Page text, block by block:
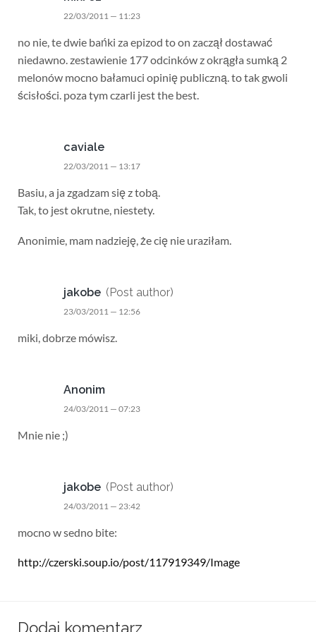
22/03/2011 — 11:23
no nie, te dwie bańki za epizod to on zaczął dostawać
niedawno. zestawienie 177 odcinków z okrągła sumką 2
melonów mocno bałamuci opinię publiczną. to tak gwoli
ścisłości. poza tym czarli jest the best.
caviale
22/03/2011 — 13:17
Basiu, a ja zgadzam się z tobą.
Tak, to jest okrutne, niestety.
Anonimie, mam nadzieję, że cię nie uraziłam.
jakobe (Post author)
23/03/2011 — 12:56
miki, dobrze mówisz.
Anonim
24/03/2011 — 07:23
Mnie nie ;)
jakobe (Post author)
24/03/2011 — 23:42
mocno w sedno bite:
http://czerski.soup.io/post/117919349/Image
Dodaj komentarz